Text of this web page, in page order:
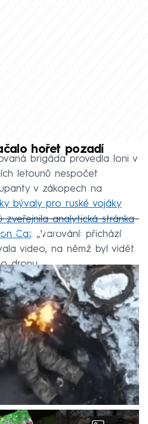
hořet pozadí
brigáda provedla loni v
letounů nespočet
v zákopech na
bývaly pro ruské vojáky
to fetch
analytická stránka
Cat. „Varování: přichází
video, na němž byl vidět
dronu.